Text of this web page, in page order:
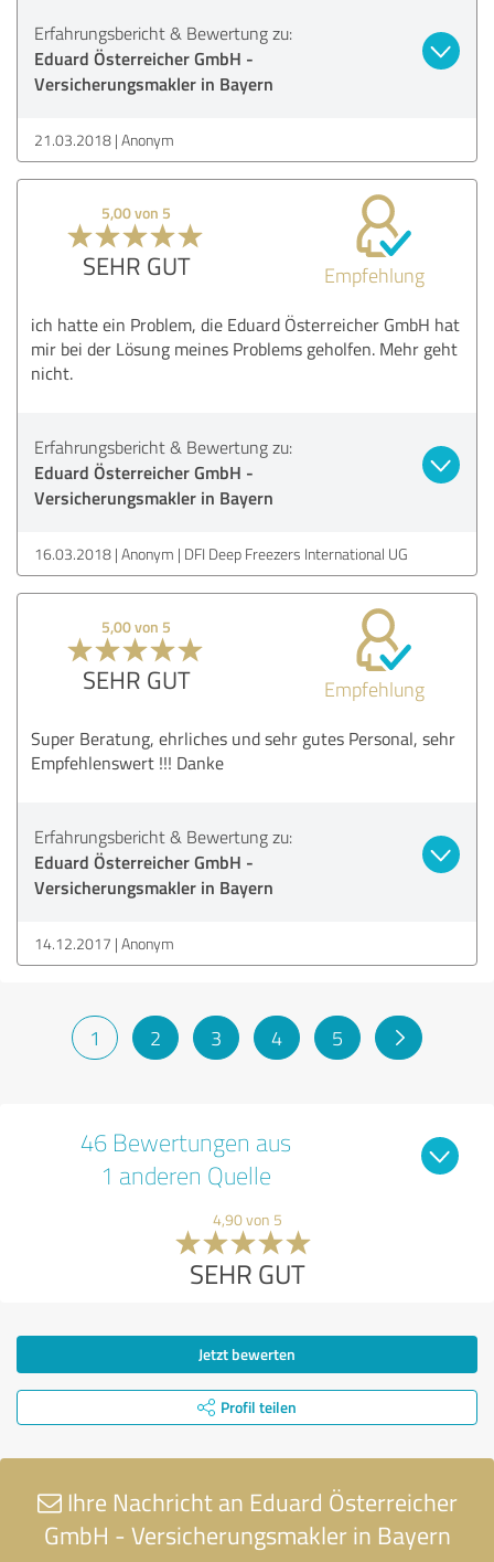
Erfahrungsbericht & Bewertung zu:
Eduard Österreicher GmbH -
Versicherungsmakler in Bayern
21.03.2018 Anonym
5,00 von 5
SEHR GUT Empfehlung
ich hatte ein Problem, die Eduard Österreicher GmbH hat
mir bei der Lösung meines Problems geholfen. Mehr geht
nicht.
Erfahrungsbericht & Bewertung zu:
Eduard Österreicher GmbH -
Versicherungsmakler in Bayern
16.03.2018 Anonym DFI Deep Freezers International UG
5,00 von 5
SEHR GUT Empfehlung
Super Beratung, ehrliches und sehr gutes Personal, sehr
Empfehlenswert !!! Danke
Erfahrungsbericht & Bewertung zu:
Eduard Österreicher GmbH -
Versicherungsmakler in Bayern
14.12.2017 Anonym
1 2 3 4 5
46 Bewertungen aus
1 anderen Quelle
4,90 von 5
SEHR GUT
Jetzt bewerten
Profil teilen
Ihre Nachricht an Eduard Österreicher
GmbH - Versicherungsmakler in Bayern